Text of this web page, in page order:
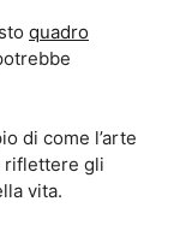
quadro
di come l’arte
riflettere gli
vita.